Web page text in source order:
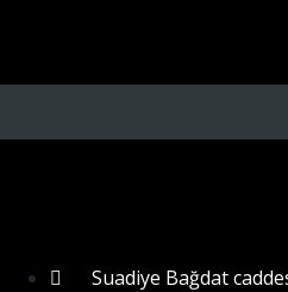
Suadiye Bağdat